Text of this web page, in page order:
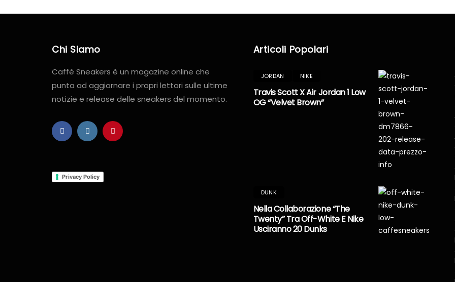
Chi Siamo
Caffè Sneakers è un magazine online che
punta ad aggiornare i propri lettori sulle ultime
notizie e release delle sneakers del momento.
Privacy Policy
Articoli Popolari
JORDAN NIKE
Travis Scott X Air Jordan 1 Low
OG “Velvet Brown”
DUNK
Nella Collaborazione “The
Twenty” Tra Off-White E Nike
Usciranno 20 Dunks